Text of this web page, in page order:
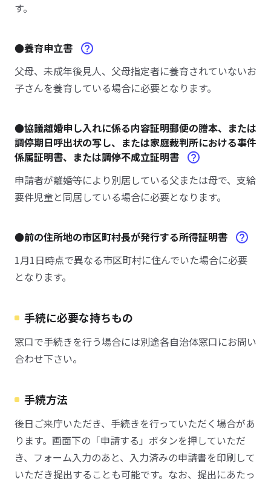
す。
●養育申立書
父母、未成年後見人、父母指定者に養育されていないお
子さんを養育している場合に必要となります。
●協議離婚申し入れに係る内容証明郵便の謄本、または
調停期日呼出状の写し、または家庭裁判所における事件
係属証明書、または調停不成立証明書
申請者が離婚等により別居している父または母で、支給
要件児童と同居している場合に必要となります。
●前の住所地の市区町村長が発行する所得証明書
1月1日時点で異なる市区町村に住んでいた場合に必要
となります。
手続に必要な持ちもの
窓口で手続きを行う場合には別途各自治体窓口にお問い
合わせ下さい。
手続方法
後日ご来庁いただき、手続きを行っていただく場合があ
ります。画面下の「申請する」ボタンを押していただ
き、フォーム入力のあと、入力済みの申請書を印刷して
いただき提出することも可能です。なお、提出にあたっ